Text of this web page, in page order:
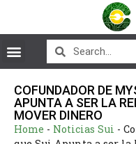
COFUNDADOR DE
APUNTA A SER LA
MOVER DINERO
Home - Noticias Sui -